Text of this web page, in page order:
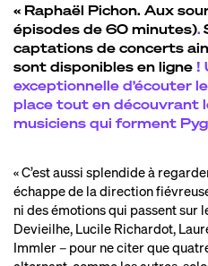
« Raphaël Pichon. Aux
épisodes de 60 minutes).
captations de concerts
sont disponibles en ligne !
exceptionnelle d’écouter
place tout en découvrant
musiciens qui forment
« C’est aussi splendide à
échappe de la direction
ni des émotions qui passent sur
Devieilhe, Lucile Richardot,
Immler – pour ne citer que